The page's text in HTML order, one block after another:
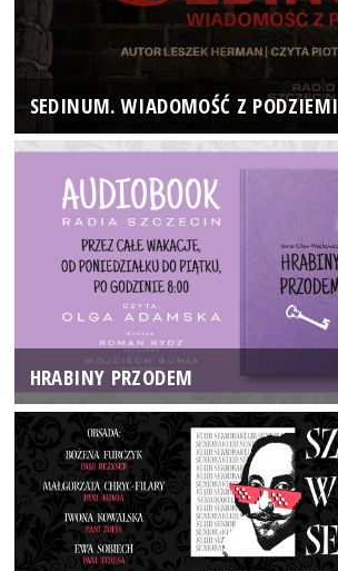
SEDINUM. WIADOMOŚĆ Z PODZIEMI
HRABINY PRZODEM